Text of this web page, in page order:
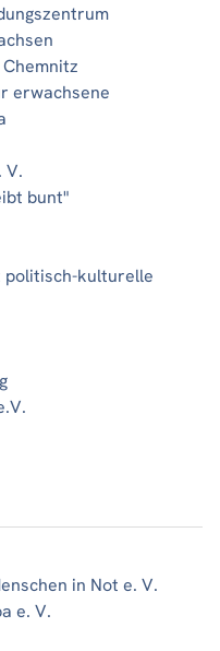
erwachsene
V.
bunt"
politisch-kulturelle
in Not e. V.
e. V.